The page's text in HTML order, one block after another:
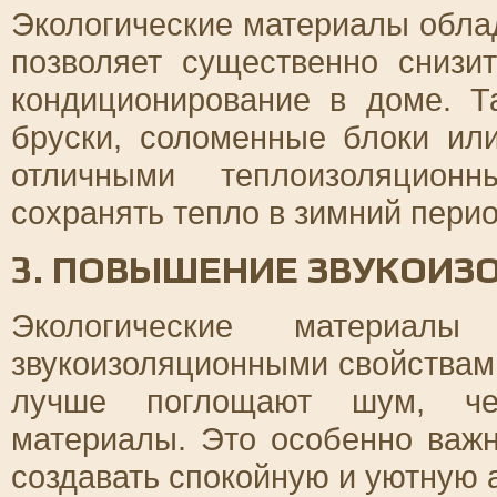
Экологические материалы
позволяет существенно
кондиционирование в доме.
бруски, соломенные блоки
отличными
сохранять тепло в зимний
3. ПОВЫШЕНИЕ
Экологические
звукоизоляционными
лучше поглощают шум,
материалы. Это особенно
создавать спокойную и